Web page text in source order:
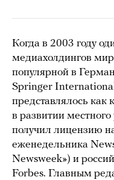
Когда в 2003 году
медиахолдингов
популярной в
Springer
представлялось как
в развитии
получил лицензию
еженедельника
Newsweek») и
Forbes. Главным